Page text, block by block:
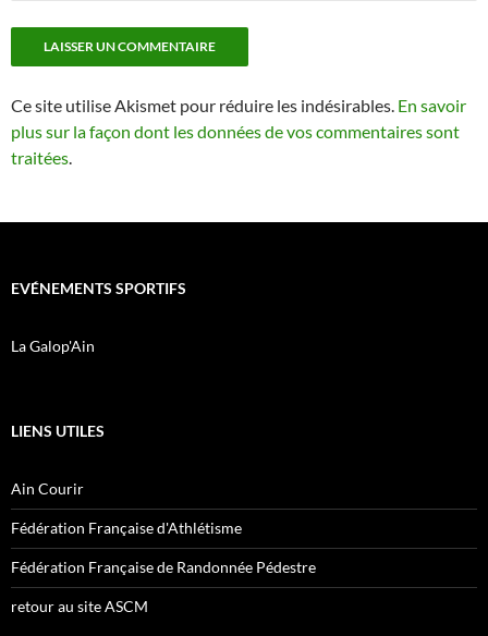
Ce site utilise Akismet pour réduire les indésirables. En savoir
plus sur la façon dont les données de vos commentaires sont
traitées.
EVÉNEMENTS SPORTIFS
La Galop'Ain
LIENS UTILES
Ain Courir
Fédération Française d'Athlétisme
Fédération Française de Randonnée Pédestre
retour au site ASCM